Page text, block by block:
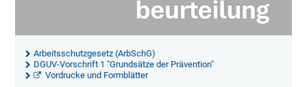
Arbeitsschutzgesetz (ArbSchG)
DGUV-Vorschrift 1 "Grundsätze der Prävention"
Vordrucke und Formblätter